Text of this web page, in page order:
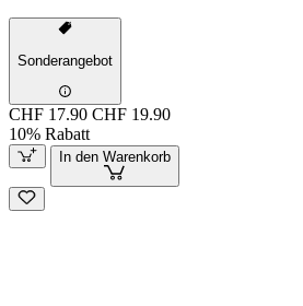
Sonderangebot
CHF 17.90 CHF 19.90
10% Rabatt
In den Warenkorb